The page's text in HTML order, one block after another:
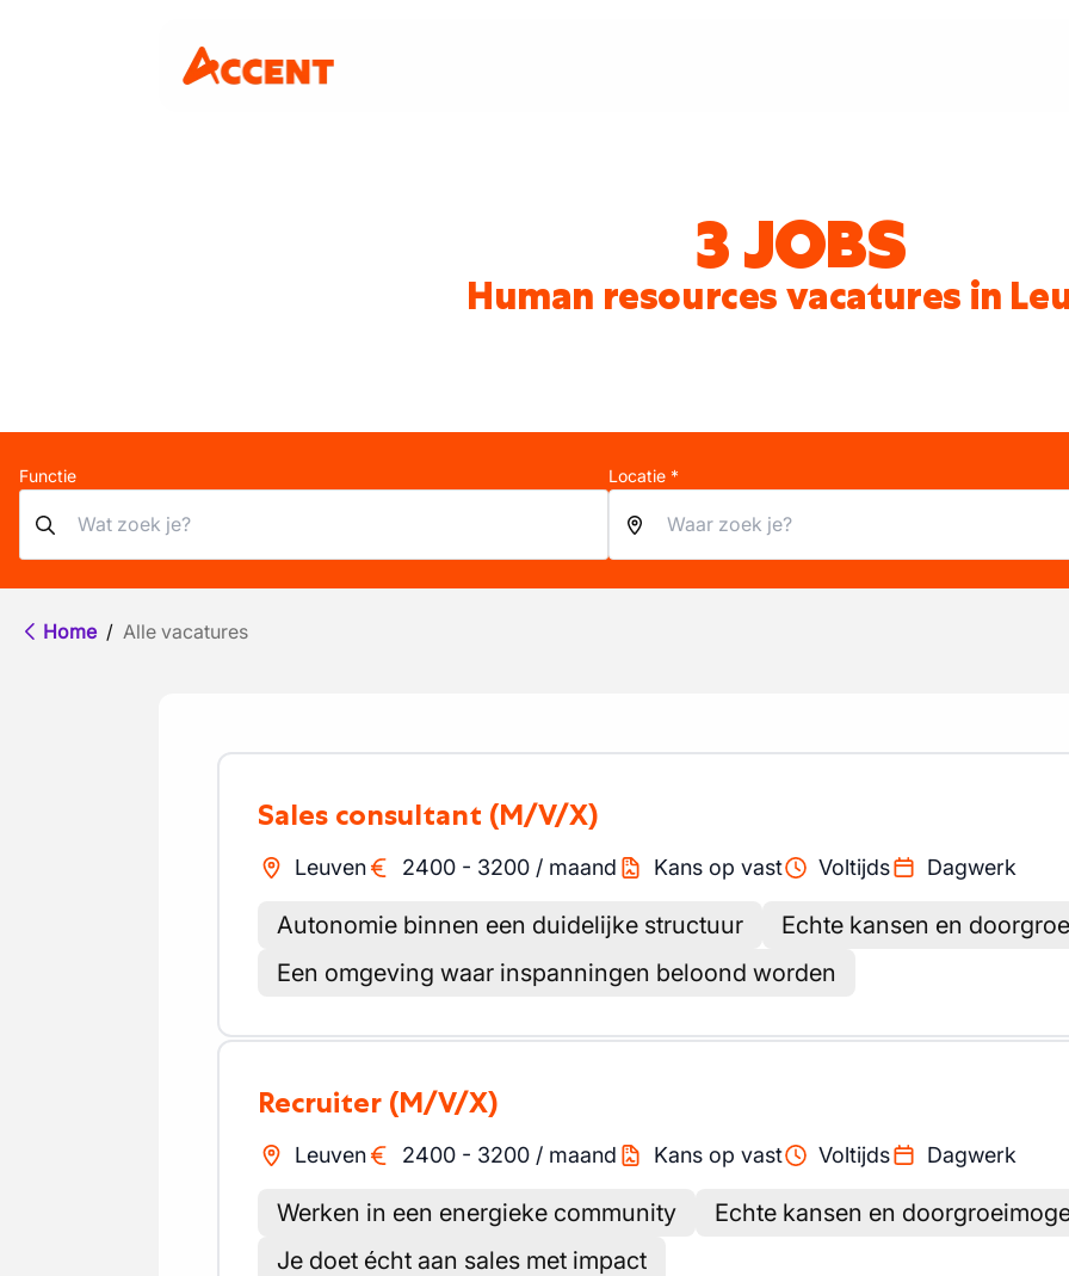
3 JOBS
Human resources vacatures in
Functie Locatie *
Home / Alle vacatures
Sales consultant (M/V/X)
Leuven 2400 - 3200 / maand Kans op vast Voltijds Dagwerk
Autonomie binnen een duidelijke structuur
Echte kansen en
Een omgeving waar inspanningen beloond worden
Recruiter (M/V/X)
Leuven 2400 - 3200 / maand Kans op vast Voltijds Dagwerk
Werken in een energieke community
Echte kansen en
Je doet écht aan sales met impact